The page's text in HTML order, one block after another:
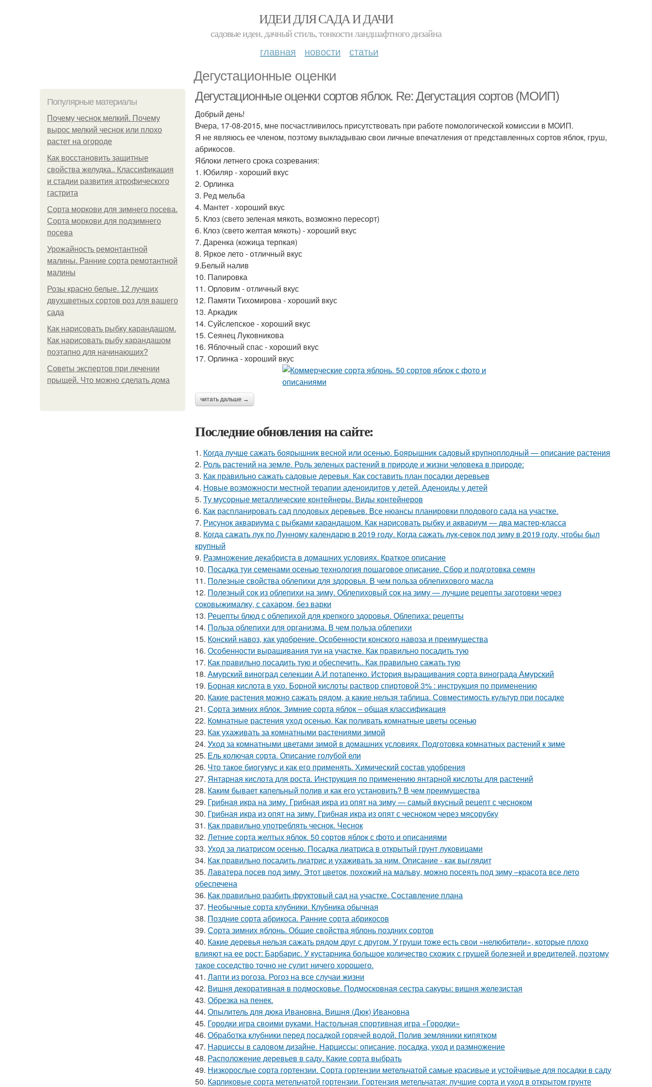
ИДЕИ ДЛЯ САДА И ДАЧИ
садовые идеи, дачный стиль, тонкости ландшафтного дизайна
главная новости статьи
Дегустационные оценки
Популярные материалы
Почему чеснок мелкий. Почему
вырос мелкий чеснок или плохо
растет на огороде
Как восстановить защитные
свойства желудка.. Классификация
и стадии развития атрофического
гастрита
Сорта моркови для зимнего посева.
Сорта моркови для подзимнего
посева
Урожайность ремонтантной
малины. Ранние сорта ремотантной
малины
Розы красно белые. 12 лучших
двухцветных сортов роз для вашего
сада
Как нарисовать рыбку карандашом.
Как нарисовать рыбу карандашом
поэтапно для начинающих?
Советы экспертов при лечении
прыщей. Что можно сделать дома
Дегустационные оценки сортов яблок. Re: Дегустация сортов (МОИП)
Добрый день!
Вчера, 17-08-2015, мне посчастливилось присутствовать при работе помологической комиссии в МОИП.
Я не являюсь ее членом, поэтому выкладываю свои личные впечатления от представленных сортов яблок, груш,
абрикосов.
Яблоки летнего срока созревания:
1. Юбиляр - хороший вкус
2. Орлинка
3. Ред мельба
4. Мантет - хороший вкус
5. Клоз (свето зеленая мякоть, возможно пересорт)
6. Клоз (свето желтая мякоть) - хороший вкус
7. Даренка (кожица терпкая)
8. Яркое лето - отличный вкус
9.Белый налив
10. Папировка
11. Орловим - отличный вкус
12. Памяти Тихомирова - хороший вкус
13. Аркадик
14. Суйслепское - хороший вкус
15. Сеянец Луковникова
16. Яблочный спас - хороший вкус
17. Орлинка - хороший вкус
читать дальше →
Последние обновления на сайте:
1. Когда лучше сажать боярышник весной или осенью. Боярышник садовый крупноплодный — описание растения
2. Роль растений на земле. Роль зеленых растений в природе и жизни человека в природе:
3. Как правильно сажать садовые деревья. Как составить план посадки деревьев
4. Новые возможности местной терапии аденоидитов у детей. Аденоиды у детей
5. Ту мусорные металлические контейнеры. Виды контейнеров
6. Как распланировать сад плодовых деревьев. Все нюансы планировки плодового сада на участке.
7. Рисунок аквариума с рыбками карандашом. Как нарисовать рыбку и аквариум — два мастер-класса
8. Когда сажать лук по Лунному календарю в 2019 году. Когда сажать лук-севок под зиму в 2019 году, чтобы был
крупный
9. Размножение декабриста в домашних условиях. Краткое описание
10. Посадка туи семенами осенью технология пошаговое описание. Сбор и подготовка семян
11. Полезные свойства облепихи для здоровья. В чем польза облепихового масла
12. Полезный сок из облепихи на зиму. Облепиховый сок на зиму — лучшие рецепты заготовки через
соковыжималку, с сахаром, без варки
13. Рецепты блюд с облепихой для крепкого здоровья. Облепиха: рецепты
14. Польза облепихи для организма. В чем польза облепихи
15. Конский навоз, как удобрение. Особенности конского навоза и преимущества
16. Особенности выращивания туи на участке. Как правильно посадить тую
17. Как правильно посадить тую и обеспечить.. Как правильно сажать тую
18. Амурский виноград селекции А.И потапенко. История выращивания сорта винограда Амурский
19. Борная кислота в ухо. Борной кислоты раствор спиртовой 3% : инструкция по применению
20. Какие растения можно сажать рядом, а какие нельзя таблица. Совместимость культур при посадке
21. Сорта зимних яблок. Зимние сорта яблок – общая классификация
22. Комнатные растения уход осенью. Как поливать комнатные цветы осенью
23. Как ухаживать за комнатными растениями зимой
24. Уход за комнатными цветами зимой в домашних условиях. Подготовка комнатных растений к зиме
25. Ель колючая сорта. Описание голубой ели
26. Что такое биогумус и как его применять. Химический состав удобрения
27. Янтарная кислота для роста. Инструкция по применению янтарной кислоты для растений
28. Каким бывает капельный полив и как его установить? В чем преимущества
29. Грибная икра на зиму. Грибная икра из опят на зиму — самый вкусный рецепт с чесноком
30. Грибная икра из опят на зиму. Грибная икра из опят с чесноком через мясорубку
31. Как правильно употреблять чеснок. Чеснок
32. Летние сорта желтых яблок. 50 сортов яблок с фото и описаниями
33. Уход за лиатрисом осенью. Посадка лиатриса в открытый грунт луковицами
34. Как правильно посадить лиатрис и ухаживать за ним. Описание - как выглядит
35. Лаватера посев под зиму. Этот цветок, похожий на мальву, можно посеять под зиму –красота все лето
обеспечена
36. Как правильно разбить фруктовый сад на участке. Составление плана
37. Необычные сорта клубники. Клубника обычная
38. Поздние сорта абрикоса. Ранние сорта абрикосов
39. Сорта зимних яблонь. Общие свойства яблонь поздних сортов
40. Какие деревья нельзя сажать рядом друг с другом. У груши тоже есть свои «нелюбители», которые плохо
влияют на ее рост: Барбарис. У кустарника большое количество схожих с грушей болезней и вредителей, поэтому
такое соседство точно не сулит ничего хорошего.
41. Лапти из рогоза. Рогоз на все случаи жизни
42. Вишня декоративная в подмосковье. Подмосковная сестра сакуры: вишня железистая
43. Обрезка на пенек.
44. Опылитель для дюка Ивановна. Вишня (Дюк) Ивановна
45. Городки игра своими руками. Настольная спортивная игра «Городки»
46. Обработка клубники перед посадкой горячей водой. Полив земляники кипятком
47. Нарциссы в садовом дизайне. Нарциссы: описание, посадка, уход и размножение
48. Расположение деревьев в саду. Какие сорта выбрать
49. Низкорослые сорта гортензии. Сорта гортензии метельчатой самые красивые и устойчивые для посадки в саду
50. Карликовые сорта метельчатой гортензии. Гортензия метельчатая: лучшие сорта и уход в открытом грунте